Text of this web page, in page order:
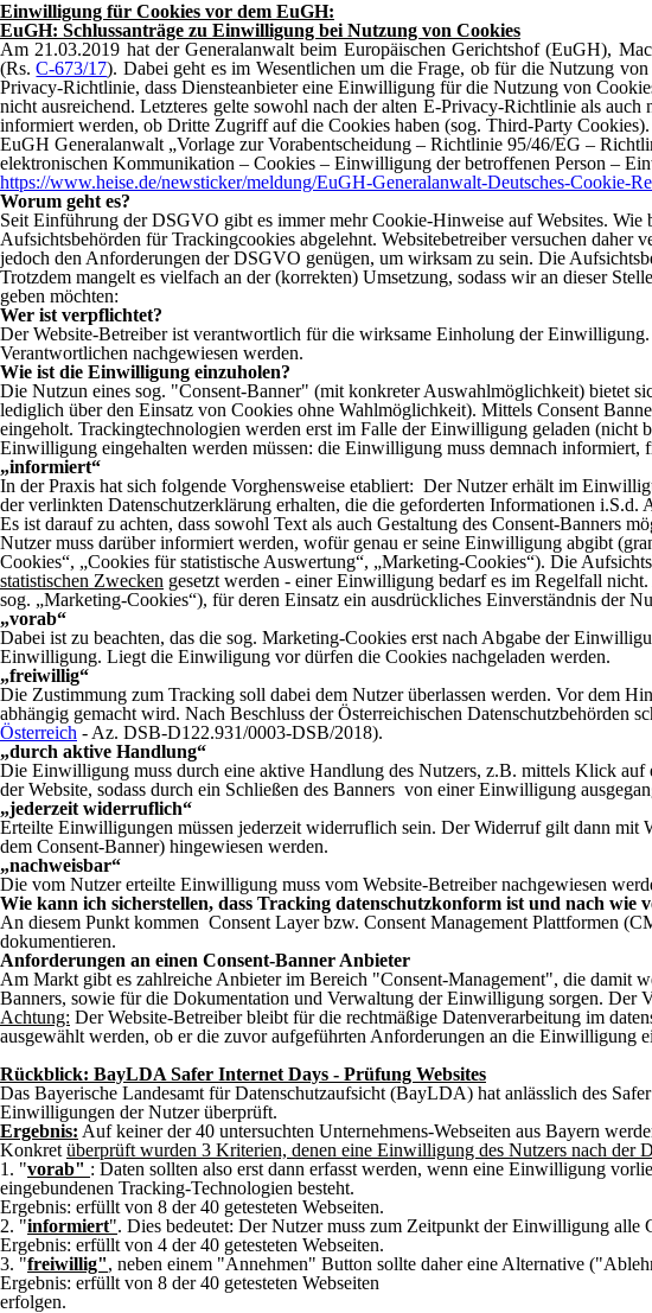
Einwilligung für Cookies vor dem EuGH:
EuGH: Schlussanträge zu Einwilligung bei Nutzung von Cookies
Am 21.03.2019 hat der Generalanwalt beim Europäischen Gerichtshof (EuGH),
(Rs.C-673/17). Dabei geht es im Wesentlichen um die Frage, ob für die Nutzung
Privacy-Richtlinie, dass Diensteanbieter eine Einwilligung für die Nutzung von
nicht ausreichend. Letzteres gelte sowohl nach der alten E-Privacy-Richtlinie als
informiert werden, ob Dritte Zugriff auf die Cookies haben (sog. Third-Party Cookies).
EuGH Generalanwalt „Vorlage zur Vorabentscheidung – Richtlinie 95/46/EG –
elektronischen Kommunikation – Cookies – Einwilligung der betroffenen Person –
https://www.heise.de/newsticker/meldung/EuGH-Generalanwalt-Deutsches-Cookie-
Worum geht es?
Seit Einführung der DSGVO gibt es immer mehr Cookie-Hinweise auf Websites.
Aufsichtsbehörden für Trackingcookies abgelehnt. Websitebetreiber versuchen
jedoch den Anforderungen der DSGVO genügen, um wirksam zu sein. Die
Trotzdem mangelt es vielfach an der (korrekten) Umsetzung, sodass wir an dieser
geben möchten:
Wer ist verpflichtet?
Der Website-Betreiber ist verantwortlich für die wirksame Einholung der
Verantwortlichen nachgewiesen werden.
Wie ist die Einwilligung einzuholen?
Die Nutzun eines sog. "Consent-Banner" (mit konkreter Auswahlmöglichkeit) bietet
lediglich über den Einsatz von Cookies ohne Wahlmöglichkeit). Mittels Consent
eingeholt. Trackingtechnologien werden erst im Falle der Einwilligung geladen (nicht
Einwilligung eingehalten werden müssen: die Einwilligung muss demnach
„informiert“
In der Praxis hat sich folgende Vorghensweise etabliert: Der Nutzer erhält im
der verlinkten Datenschutzerklärung erhalten, die die geforderten Informationen
Es ist darauf zu achten, dass sowohl Text als auch Gestaltung des Consent-Banners
Nutzer muss darüber informiert werden, wofür genau er seine Einwilligung abgibt
Cookies“, „Cookies für statistische Auswertung“, „Marketing-Cookies“). Die
statistischen Zwecken gesetzt werden - einer Einwilligung bedarf es im Regelfall
sog. „Marketing-Cookies“), für deren Einsatz ein ausdrückliches Einverständnis der
„vorab“
Dabei ist zu beachten, das die sog. Marketing-Cookies erst nach Abgabe der
Einwilligung. Liegt die Einwiligung vor dürfen die Cookies nachgeladen werden.
„freiwillig“
Die Zustimmung zum Tracking soll dabei dem Nutzer überlassen werden. Vor dem
abhängig gemacht wird. Nach Beschluss der Österreichischen Datenschutzbehörden
Österreich - Az. DSB-D122.931/0003-DSB/2018).
„durch aktive Handlung“
Die Einwilligung muss durch eine aktive Handlung des Nutzers, z.B. mittels Klick
der Website, sodass durch ein Schließen des Banners von einer Einwilligung
„jederzeit widerruflich“
Erteilte Einwilligungen müssen jederzeit widerruflich sein. Der Widerruf gilt dann
dem Consent-Banner) hingewiesen werden.
„nachweisbar“
Die vom Nutzer erteilte Einwilligung muss vom Website-Betreiber nachgewiesen
Wie kann ich sicherstellen, dass Tracking datenschutzkonform ist und nach wie
An diesem Punkt kommen Consent Layer bzw. Consent Management Plattformen
dokumentieren.
Anforderungen an einen Consent-Banner Anbieter
Am Markt gibt es zahlreiche Anbieter im Bereich "Consent-Management", die damit
Banners, sowie für die Dokumentation und Verwaltung der Einwilligung sorgen.
Achtung: Der Website-Betreiber bleibt für die rechtmäßige Datenverarbeitung im
ausgewählt werden, ob er die zuvor aufgeführten Anforderungen an die Einwilligung
Rückblick: BayLDA Safer Internet Days - Prüfung Websites
Das Bayerische Landesamt für Datenschutzaufsicht (BayLDA) hat anlässlich des
Einwilligungen der Nutzer überprüft.
Ergebnis: Auf keiner der 40 untersuchten Unternehmens-Webseiten aus Bayern
Konkret überprüft wurden 3 Kriterien, denen eine Einwilligung des Nutzers nach der
1. "vorab" : Daten sollten also erst dann erfasst werden, wenn eine Einwilligung
eingebundenen Tracking-Technologien besteht.
Ergebnis: erfüllt von 8 der 40 getesteten Webseiten.
2. "informiert". Dies bedeutet: Der Nutzer muss zum Zeitpunkt der Einwilligung alle
Ergebnis: erfüllt von 4 der 40 getesteten Webseiten.
3. "freiwillig", neben einem "Annehmen" Button sollte daher eine Alternative
Ergebnis: erfüllt von 8 der 40 getesteten Webseiten
erfolgen.